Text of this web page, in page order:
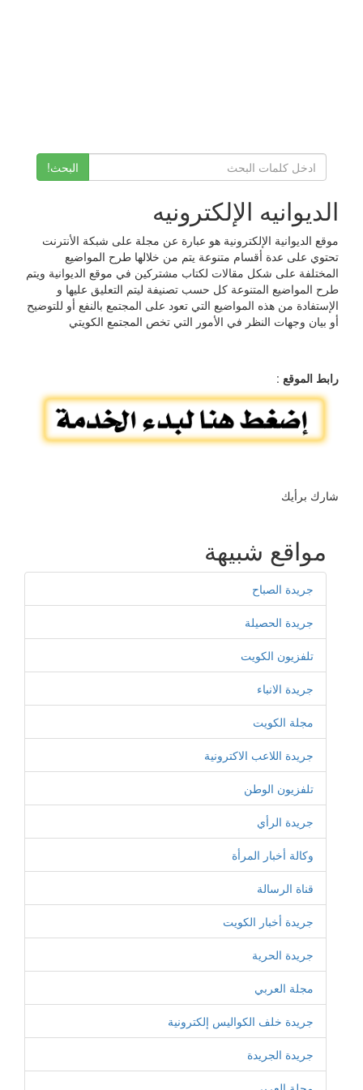
البحث!
الديوانيه الإلكترونيه
موقع الديوانية الإلكترونية هو عبارة عن مجلة على شبكة الأنترنت
تحتوي على عدة أقسام متنوعة يتم من خلالها طرح المواضيع
المختلفة على شكل مقالات لكتاب مشتركين في موقع الديوانية ويتم
طرح المواضيع المتنوعة كل حسب تصنيفة ليتم التعليق عليها و
الإستفادة من هذه المواضيع التي تعود على المجتمع بالنفع أو للتوضيح
أو بيان وجهات النظر في الأمور التي تخص المجتمع الكويتي
رابط الموقع :
شارك برأيك
مواقع شبيهة
جريدة الصباح
جريدة الحصيلة
تلفزيون الكويت
جريدة اﻻنباء
مجلة الكويت
جريدة اللاعب الاكترونية
تلفزيون الوطن
جريدة الرأي
وكالة أخبار المرأة
قناة الرسالة
جريدة أخبار الكويت
جريدة الحرية
مجلة العربي
جريدة خلف الكواليس إلكترونية
جريدة الجريدة